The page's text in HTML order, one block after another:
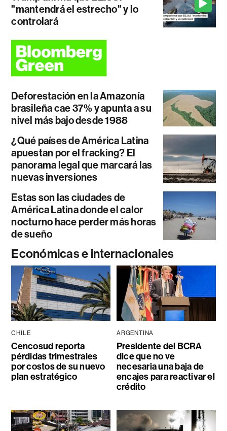
"mantendrá el estrecho" y lo
controlará
Deforestación en la Amazonía
brasileña cae 37% y apunta a su
nivel más bajo desde 1988
¿Qué países de América Latina
apuestan por el fracking? El
panorama legal que marcará las
nuevas inversiones
Estas son las ciudades de
América Latina donde el calor
nocturno hace perder más horas
de sueño
Económicas e internacionales
CHILE
Cencosud reporta
pérdidas trimestrales
por costos de su nuevo
plan estratégico
ARGENTINA
Presidente del BCRA
dice que no ve
necesaria una baja de
encajes para reactivar el
crédito